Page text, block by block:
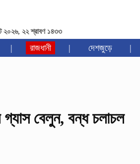
২০২৬, ২২ শ্রাবণ ১৪৩৩
| রাজধানী | দেশজুড়ে |
গ্যাস বেলুন, বন্ধ চলাচল